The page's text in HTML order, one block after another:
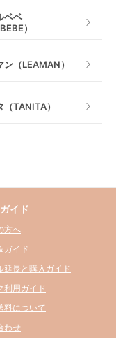
ベベ
）
ン（LEAMAN）
（TANITA）
イド
方へ
ガイド
延長と購入ガイド
利用ガイド
料について
わせ